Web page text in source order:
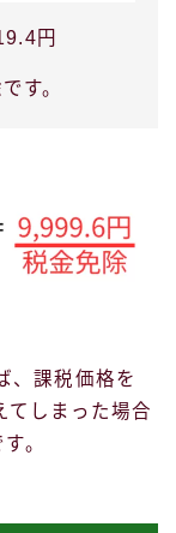
円
す。
、課税価格を
てしまった場合
。